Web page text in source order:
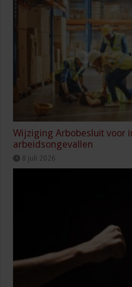
Wijziging Arbobesluit voor
arbeidsongevallen
8 juli 2026